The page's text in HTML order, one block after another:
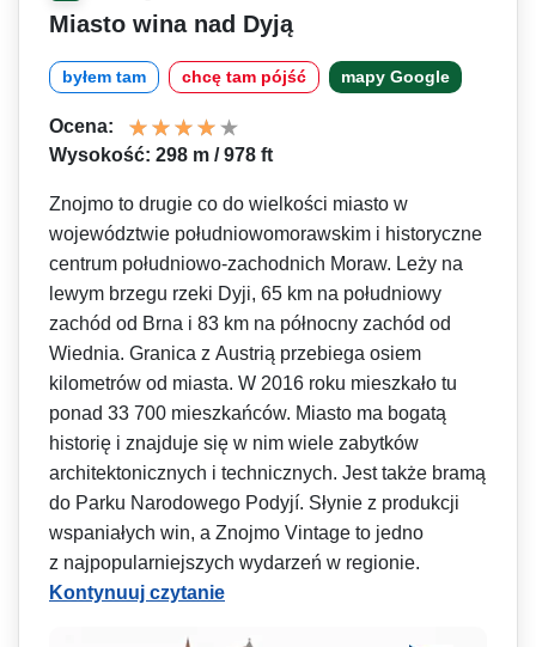
Miasto wina nad Dyją
byłem tam chcę tam pójść mapy Google
Ocena:
Wysokość: 298 m / 978 ft
Znojmo to drugie co do wielkości miasto w
województwie południowomorawskim i historyczne
centrum południowo-zachodnich Moraw. Leży na
lewym brzegu rzeki Dyji, 65 km na południowy
zachód od Brna i 83 km na północny zachód od
Wiednia. Granica z Austrią przebiega osiem
kilometrów od miasta. W 2016 roku mieszkało tu
ponad 33 700 mieszkańców. Miasto ma bogatą
historię i znajduje się w nim wiele zabytków
architektonicznych i technicznych. Jest także bramą
do Parku Narodowego Podyjí. Słynie z produkcji
wspaniałych win, a Znojmo Vintage to jedno
z najpopularni­ejszych wydarzeń w regionie.
Kontynuuj czytanie